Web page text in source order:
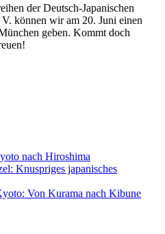
der Deutsch-Japanischen
können wir am 20. Juni einen
geben. Kommt doch
nach Hiroshima
Knuspriges japanisches
Von Kurama nach Kibune